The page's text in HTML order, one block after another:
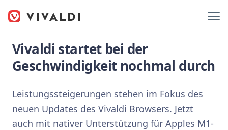
Vivaldi startet bei der
Geschwindigkeit nochmal durch
Leistungssteigerungen stehen im Fokus des
neuen Updates des Vivaldi Browsers. Jetzt
auch mit nativer Unterstützung für Apples M1-